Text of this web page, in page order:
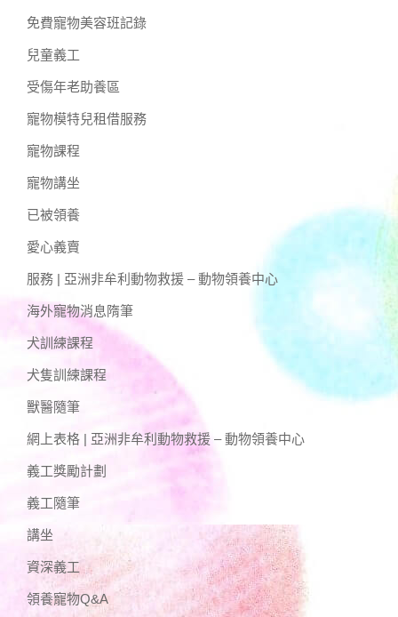
免費寵物美容班記錄
兒童義工
受傷年老助養區
寵物模特兒租借服務
寵物課程
寵物講坐
已被領養
愛心義賣
服務 | 亞洲非牟利動物救援 – 動物領養中心
海外寵物消息隋筆
犬訓練課程
犬隻訓練課程
獸醫隨筆
網上表格 | 亞洲非牟利動物救援 – 動物領養中心
義工獎勵計劃
義工隨筆
講坐
資深義工
領養寵物Q&A